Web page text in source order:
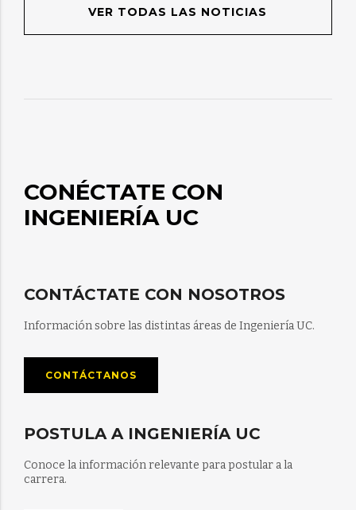
VER TODAS LAS NOTICIAS
CONÉCTATE CON
INGENIERÍA UC
CONTÁCTATE CON NOSOTROS
Información sobre las distintas áreas de Ingeniería UC.
CONTÁCTANOS
POSTULA A INGENIERÍA UC
Conoce la información relevante para postular a la
carrera.